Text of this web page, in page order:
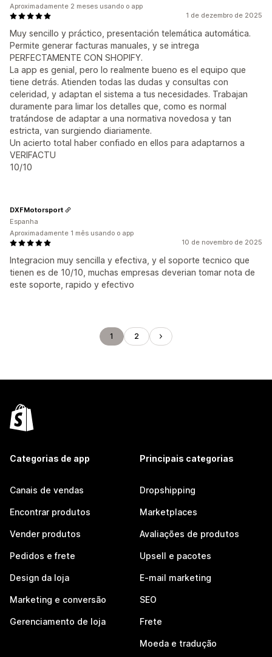
1 de dezembro de 2025
Muy sencillo y práctico, presentación telemática automática.
Permite generar facturas manuales, y se intrega
PERFECTAMENTE CON SHOPIFY.
La app es genial, pero lo realmente bueno es el equipo que
tiene detrás. Atienden todas las dudas y consultas con
celeridad, y adaptan el sistema a tus necesidades. Trabajan
duramente para limar los detalles que, como es normal
tratándose de adaptar a una normativa novedosa y tan
estricta, van surgiendo diariamente.
Un acierto total haber confiado en ellos para adaptarnos a
VERIFACTU
10/10
Aproximadamente 2 meses usando o app
10 de novembro de 2025
Integracion muy sencilla y efectiva, y el soporte tecnico que
tienen es de 10/10, muchas empresas deverian tomar nota de
este soporte, rapido y efectivo
DXFMotorsport
Espanha
Aproximadamente 1 mês usando o app
1 2
Categorias de app
Canais de vendas
Encontrar produtos
Vender produtos
Pedidos e frete
Design da loja
Marketing e conversão
Gerenciamento de loja
Principais categorias
Dropshipping
Marketplaces
Avaliações de produtos
Upsell e pacotes
E-mail marketing
SEO
Frete
Moeda e tradução